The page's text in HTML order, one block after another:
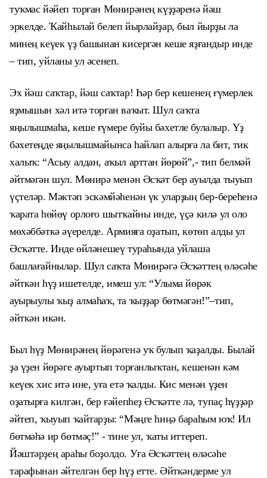
туҡмас йәйеп торған Мөнирәнең күҙҙәренә йәш
эркелде. Ҡайһылай белеп йырлайҙар, был йырҙы ла
минең кеүек үҙ башынан кисергән кеше яҙғандыр инде
– тип, уйланы ул әсенеп.
Эх йәш саҡтар, йәш саҡтар! Һәр бер кешенең ғүмерлек
яҙмышын хәл итә торған ваҡыт. Шул саҡта
яңылышмаһа, кеше ғүмере буйы бәхетле булалыр. Үҙ
бәхетеңде яңылышмайынса һайлап алырға ла бит, тик
халыҡ: “Асыу алдан, аҡыл арттан йөрөй”,-тип белмәй
әйтмәгән шул. Мөнирә менән Әсҡәт бер ауылда тыуып
үҫтеләр. Мәктәп эскәмйәһенән үк уларҙың бер-береһенә
ҡарата һөйөү орлоғо шытҡайны инде, үҫә килә ул оло
мөхәббәткә әүерелде. Армияға оҙатып, көтөп алды ул
Әсҡәтте. Инде өйләнешеү тураһында уйлаша
башлағайнылар. Шул саҡта Мөнирәгә Әсҡәттең өләсәһе
әйткән һүҙ ишетелде, имеш ул: “Улыма йөрәк
ауырыулы ҡыҙ алмаһаҡ, та ҡыҙҙар бөтмәгән!”–тип,
әйткән икән.
Был һүҙ Мөнирәнең йөрәгенә уҡ булып ҡаҙалды. Былай
ҙа үҙен йөрәге ауыртып торғанлыҡтан, кешенән кәм
кеүек хис итә ине, уға етә ҡалды. Кис менән үҙен
оҙатырға килгән, бер ғәйепһеҙ Әсҡәтте лә, тупаҫ һүҙҙәр
әйтеп, ҡыуып ҡайтарҙы: “Мәңге һиңә бараһым юҡ! Ил
бөтмәһә ир бөтмәҫ!” - тине ул, ҡаты иттереп.
Йәштәрҙең араһы боҙолдо. Уға Әсҡәттең өләсәһе
тарафынан әйтелгән бер һүҙ етте. Әйткәндерме ул